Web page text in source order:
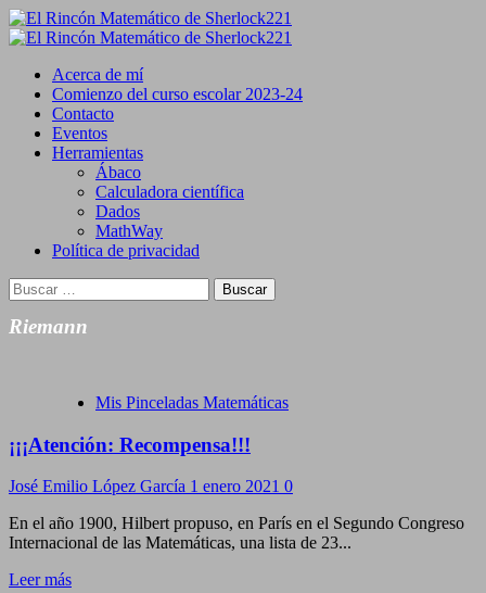
Saltar
al
Primary
Acerca de mí
Comienzo del curso escolar 2023-24
Contacto
Eventos
Herramientas
Ábaco
Calculadora científica
Dados
MathWay
Política de privacidad
Buscar:
Riemann
Mis Pinceladas Matemáticas
¡¡¡Atención: Recompensa!!!
José Emilio López García 1 enero 2021 0
En el año 1900, Hilbert propuso, en París en el Segundo Congreso
Internacional de las Matemáticas, una lista de 23...
Leer más